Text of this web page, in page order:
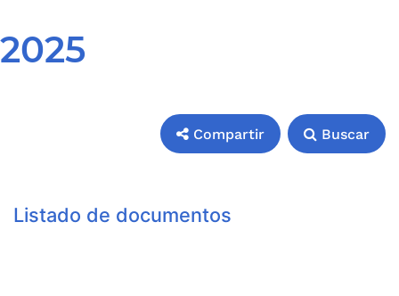
2025
Compartir Buscar
Listado de documentos